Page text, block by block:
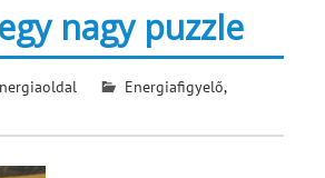
nagy puzzle
Energiafigyelő,